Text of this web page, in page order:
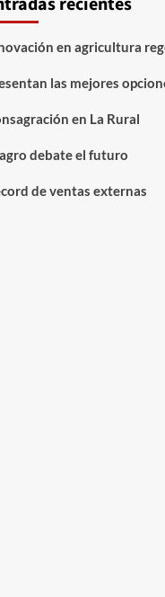
en agricultura
las mejores
en La Rural
debate el futuro
de ventas externas